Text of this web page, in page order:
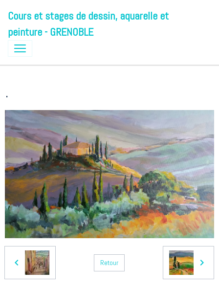
Cours et stages de dessin, aquarelle et
peinture - GRENOBLE
.
Retour